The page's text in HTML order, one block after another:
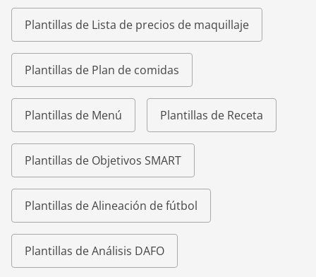
Plantillas de Lista de precios de maquillaje
Plantillas de Plan de comidas
Plantillas de Menú Plantillas de Receta
Plantillas de Objetivos SMART
Plantillas de Alineación de fútbol
Plantillas de Análisis DAFO